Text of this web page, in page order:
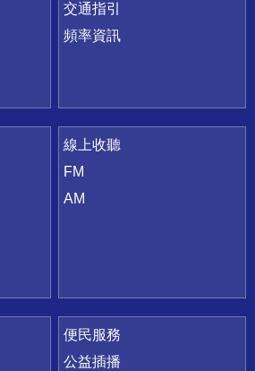
交通指引
頻率資訊
線上收聽
FM
AM
便民服務
公益插播